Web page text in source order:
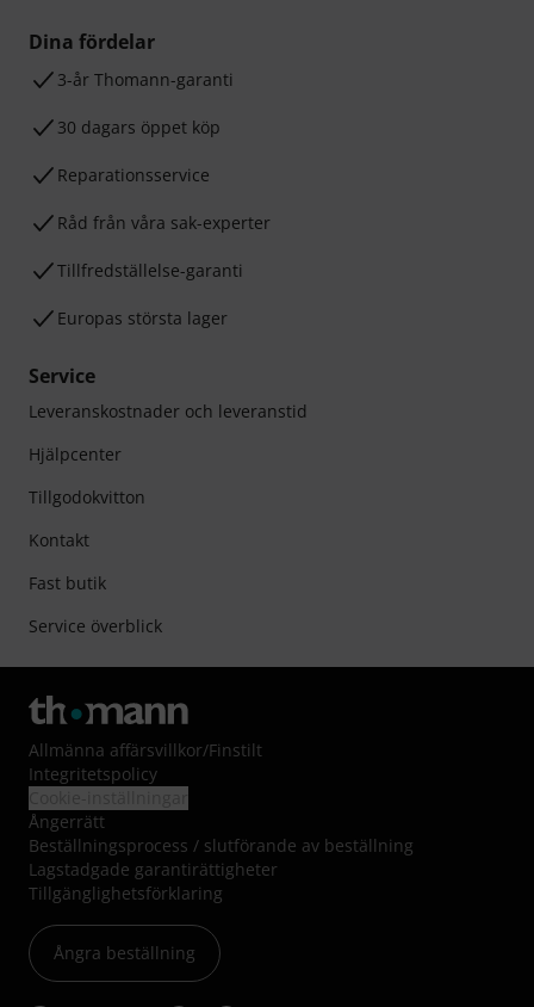
Dina fördelar
3-år Thomann-garanti
30 dagars öppet köp
Reparationsservice
Råd från våra sak-experter
Tillfredställelse-garanti
Europas största lager
Service
Leveranskostnader och leveranstid
Hjälpcenter
Tillgodokvitton
Kontakt
Fast butik
Service överblick
Allmänna affärsvillkor/Finstilt
Integritetspolicy
Ångerrätt
Beställningsprocess / slutförande av beställning
Lagstadgade garantirättigheter
Tillgänglighetsförklaring
Ångra beställning